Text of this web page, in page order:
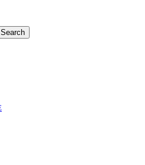
Search